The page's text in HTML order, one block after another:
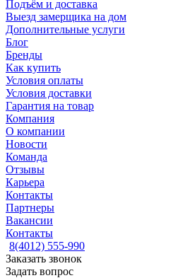
Подъём и доставка
Выезд замерщика на дом
Дополнительные услуги
Блог
Бренды
Как купить
Условия оплаты
Условия доставки
Гарантия на товар
Компания
О компании
Новости
Команда
Отзывы
Карьера
Контакты
Партнеры
Вакансии
Контакты
8(4012) 555-990
Заказать звонок
Задать вопрос